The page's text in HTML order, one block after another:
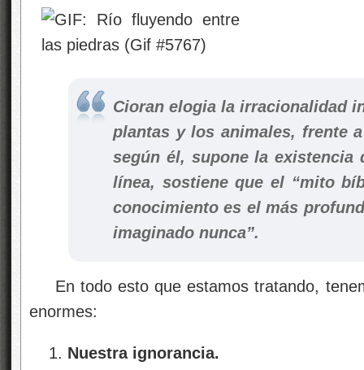
Cioran elogia la irracionalidad
plantas y los animales, frente
según él, supone la existencia
línea, sostiene que el “mito
conocimiento es el más
imaginado nunca”.
En todo esto que estamos tratando,
enormes:
Nuestra ignorancia.